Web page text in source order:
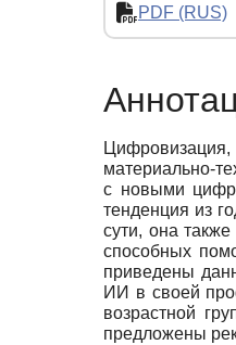
PDF (RUS)
Цифровизация,
материально-
с новыми
тенденция из
сути, она
способных
приведены
ИИ в своей
возрастной
предложены